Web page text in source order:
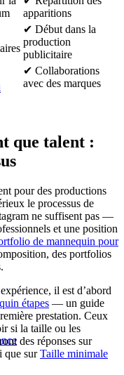
apparitions
✔ Début dans la
production
publicitaire
✔ Collaborations
avec des marques
que talent :
pour des productions
le processus de
ne suffisent pas —
et une position
de mannequin pour
des portfolios
il est d’abord
étapes — un guide
prestation. Ceux
si la taille ou les
des réponses sur
que surTaille minimale